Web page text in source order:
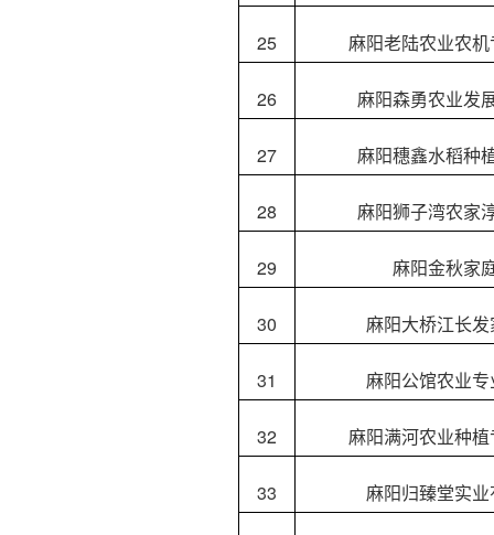
25 麻阳老陆农业农
26 麻阳森勇农业发
27 麻阳穗鑫水稻种
28 麻阳狮子湾农家
29 麻阳金秋家
30 麻阳大桥江长
31 麻阳公馆农业
32 麻阳满河农业种
33 麻阳归臻堂实